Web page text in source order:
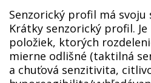
Senzorický profil má svoju
Krátky senzorický profil.
položiek, ktorých
mierne odlišné (taktilná
a chuťová senzitivita,